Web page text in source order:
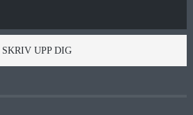
SKRIV UPP DIG